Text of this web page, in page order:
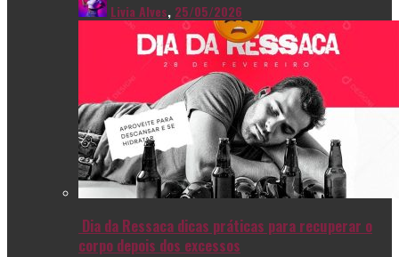
Livia Alves, 25/05/2026
Dia da Ressaca dicas práticas para recuperar o
corpo depois dos excessos